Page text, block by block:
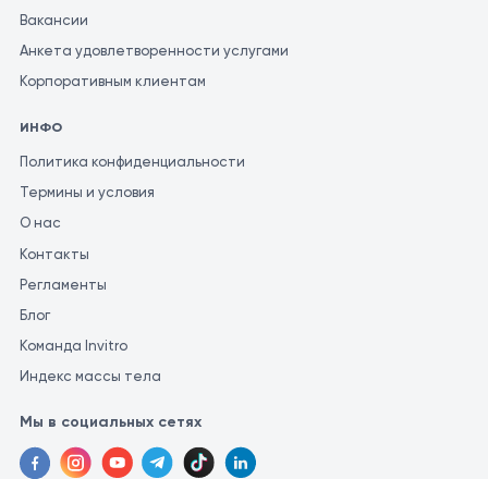
Вакансии
Анкета удовлетворенности услугами
Корпоративным клиентам
ИНФО
Политика конфиденциальности
Термины и условия
О нас
Контакты
Регламенты
Блог
Команда Invitro
Индекс массы тела
Мы в социальных сетях